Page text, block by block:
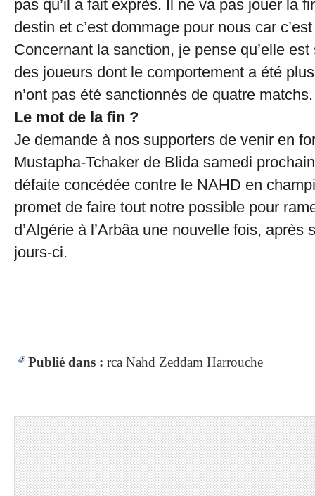
pas qu’il a fait exprès. Il ne va pas jouer la
destin et c’est dommage pour nous car
Concernant la sanction, je pense qu’elle
des joueurs dont le comportement a été
n’ont pas été sanctionnés de quatre matchs.
Le mot de la fin ?
Je demande à nos supporters de venir en
Mustapha-Tchaker de Blida samedi
défaite concédée contre le NAHD en
promet de faire tout notre possible pour
d’Algérie à l’Arbâa une nouvelle fois, après
jours-ci.
Publié dans : rca Nahd Zeddam Harrouche